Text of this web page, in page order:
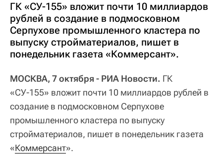
ГК «СУ-155» вложит почти 10 миллиардов
рублей в создание в подмосковном
Серпухове промышленного кластера по
выпуску стройматериалов, пишет в
понедельник газета «Коммерсант».
МОСКВА, 7 октября - РИА Новости. ГК
«СУ-155» вложит почти 10 миллиардов рублей в
создание в подмосковном Серпухове
промышленного кластера по выпуску
стройматериалов, пишет в понедельник газета
«Коммерсант».